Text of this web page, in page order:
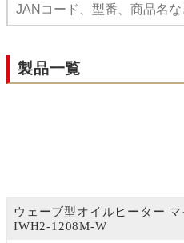
製品一覧
ウェーブ型オイルヒーター
IWH2-1208M-W